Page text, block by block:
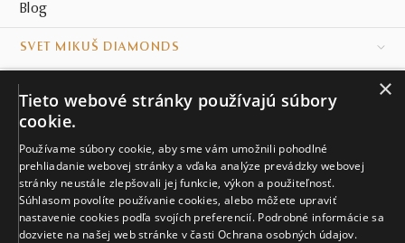
Blog
SVET MIKUŠ DIAMONDS
KONTAKT
Naše klenotníctva
Sídlo spoločnosti
×
Tieto webové stránky používajú súbory
cookie.
Používame súbory cookie, aby sme vám umožnili pohodlné
prehliadanie webovej stránky a vďaka analýze prevádzky webovej
stránky neustále zlepšovali jej funkcie, výkon a použiteľnosť.
Súhlasom povolíte používanie cookies, alebo môžete upraviť
nastavenie cookies podľa svojích preferencií. Podrobné informácie sa
dozviete na našej web stránke v časti Ochrana osobných údajov.